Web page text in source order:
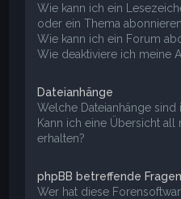
Wie kann ich ein
oder ein Thema
Wie kann ich ein Forum
Wie deaktiviere ich meine
Dateianhänge
Welche Dateianhänge
Kann ich eine Übersicht all
erhalten?
phpBB betreffende Fragen
Wer hat diese